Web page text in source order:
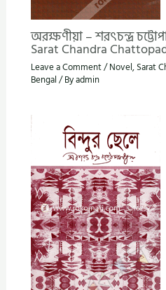
অরক্ষণীয়া – শরৎচন্দ্র
Sarat Chandra
Leave a Comment/Novel, Sarat
Bengal / Byadmin